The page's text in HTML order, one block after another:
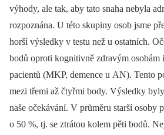
výhody, ale tak, aby tato snaha nebyla
rozpoznána. U této skupiny osob jsme
horší výsledky v testu než u ostatních.
bodů oproti kognitivně zdravým osobám
pacientů (MKP, demence u AN). Tento
mezi třemi až čtyřmi body. Výsledky
naše očekávání. V průměru starší osoby
o 50 %, tj. se ztrátou kolem pěti bodů.